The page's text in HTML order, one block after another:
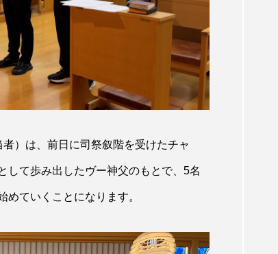
）は、前日に司祭叙階を受けたチャ
して歩み出したヴー神父のもとで、5名
ていくことになります。